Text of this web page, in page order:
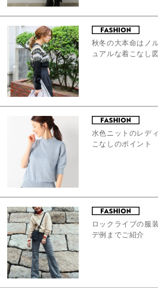
秋冬の大本命はノ
ュアルな着こなし
水色ニットのレデ
こなしのポイント
ロックライブの服
デ例までご紹介